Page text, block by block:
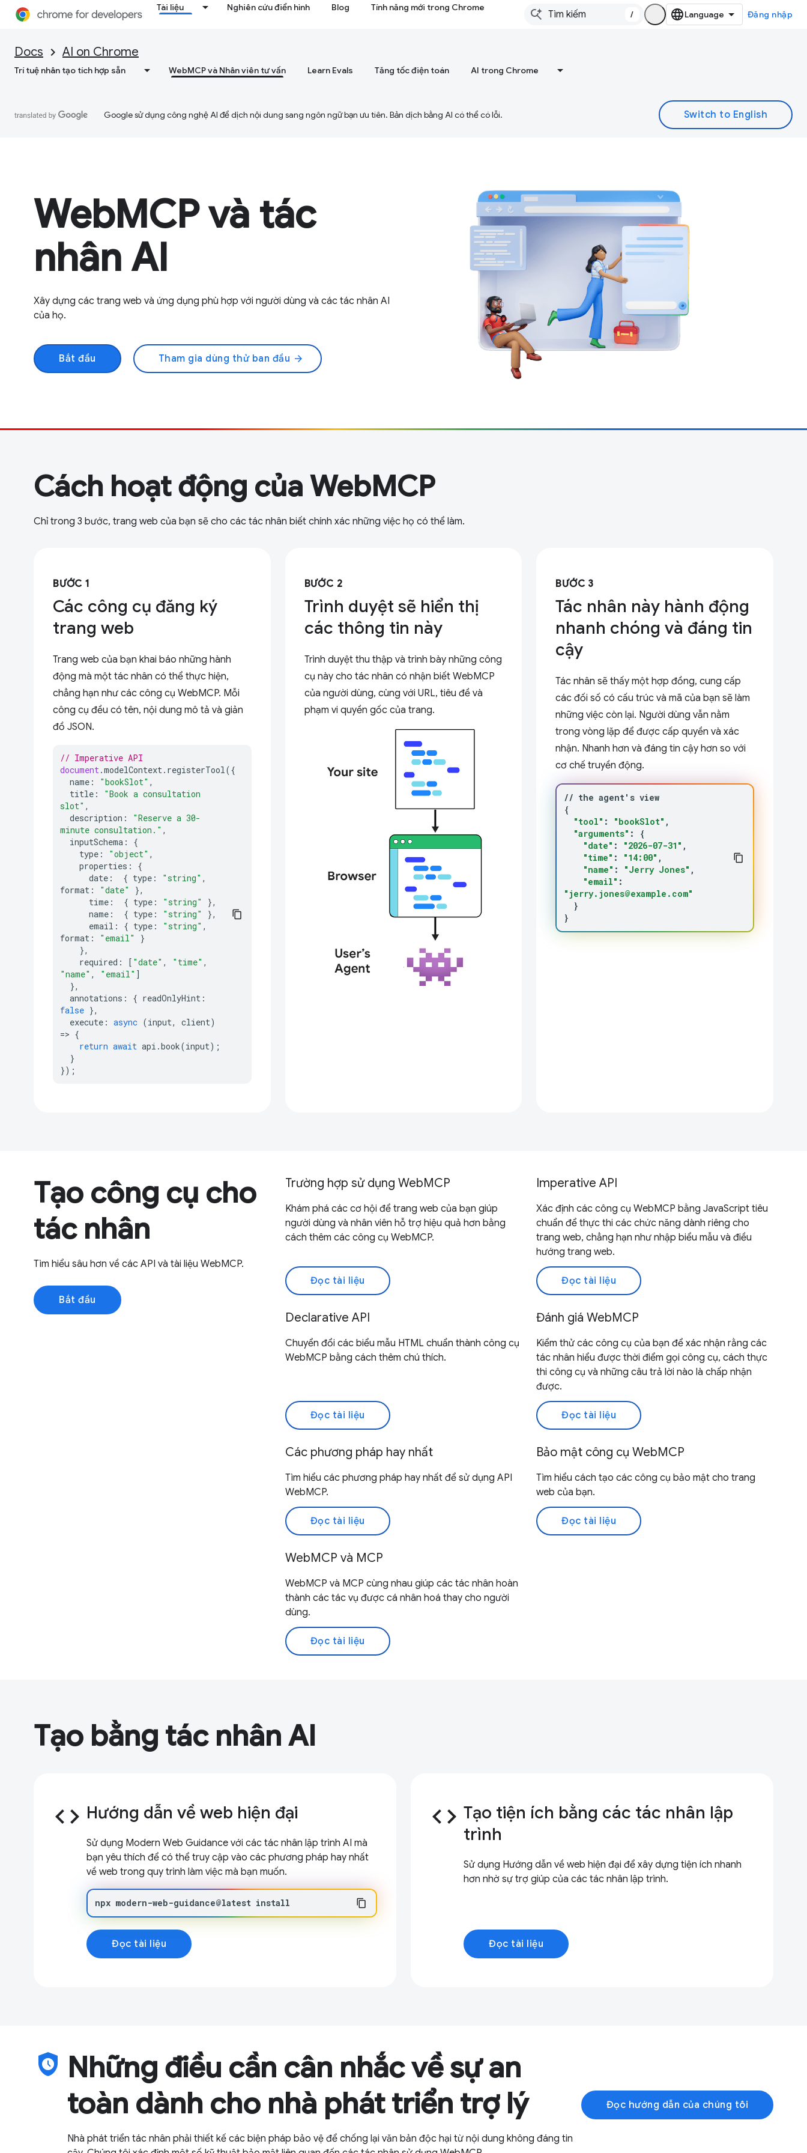
Tài liệu Nghiên cứu điển hình Blog Tính năng mới trong Chrome
/ Đăng nhập
Docs AI on Chrome
Trí tuệ nhân tạo tích hợp sẵn WebMCP và Nhân viên tư vấn Learn Evals Tăng tốc điện toán AI trong Chrome
Google sử dụng công nghệ AI để dịch nội dung sang ngôn ngữ bạn ưu tiên. Bản dịch bằng AI có thể có lỗi.
WebMCP và tác
nhân AI
Xây dựng các trang web và ứng dụng phù hợp với người dùng và các tác nhân AI
của họ.
Bắt đầu Tham gia dùng thử ban đầu arrow_forward
Cách hoạt động của WebMCP
Chỉ trong 3 bước, trang web của bạn sẽ cho các tác nhân biết chính xác những việc họ có thể làm.
BƯỚC 1
Các công cụ đăng ký
trang web
Trang web của bạn khai báo những hành
động mà một tác nhân có thể thực hiện,
chẳng hạn như các công cụ WebMCP. Mỗi
công cụ đều có tên, nội dung mô tả và giản
đồ JSON.
// Imperative API
document.modelContext. registerTool({
name : "bookSlot" ,
title :
"Book a consultation
slot" ,
description :
"Reserve a 30-
minute consultation." ,
inputSchema :
{
type : "object" ,
properties :
{
date : { type : "string" ,
format : "date"
},
time : { type : "string"
},
name : { type : "string"
},
email : { type : "string" ,
format : "email"
}
},
required : [ "date" , "time" ,
"name" , "email" ]
},
annotations : { readOnlyHint :
false },
execute : async (input, client)
=> {
return await api .book(input);
}
});
BƯỚC 2
Trình duyệt sẽ hiển thị
các thông tin này
Trình duyệt thu thập và trình bày những công
cụ này cho tác nhân có nhận biết WebMCP
của người dùng, cùng với URL, tiêu đề và
phạm vi quyền gốc của trang.
BƯỚC 3
Tác nhân này hành động
nhanh chóng và đáng tin
cậy
Tác nhân sẽ thấy một hợp đồng, cung cấp
các đối số có cấu trúc và mã của bạn sẽ làm
những việc còn lại. Người dùng vẫn nằm
trong vòng lặp để được cấp quyền và xác
nhận. Nhanh hơn và đáng tin cậy hơn so với
cơ chế truyền động.
// the agent' s
{
"tool" : "bookSlot"
"arguments" :
{
"date" : "2026-07-31"
"time" : "14:00"
"name" : "Jerry Jones"
"email" :
"jerry.jones@example.com"
}
}
Tạo công cụ cho
tác nhân
Tìm hiểu sâu hơn về các API và tài liệu WebMCP.
Bắt đầu
Trường hợp sử dụng WebMCP
Khám phá các cơ hội để trang web của bạn giúp
người dùng và nhân viên hỗ trợ hiệu quả hơn bằng
cách thêm các công cụ WebMCP.
Đọc tài liệu
Imperative API
Xác định các công cụ WebMCP bằng JavaScript tiêu
chuẩn để thực thi các chức năng dành riêng cho
trang web, chẳng hạn như nhập biểu mẫu và điều
hướng trang web.
Đọc tài liệu
Declarative API
Chuyển đổi các biểu mẫu HTML chuẩn thành công cụ
WebMCP bằng cách thêm chú thích.
Đọc tài liệu
Đánh giá WebMCP
Kiểm thử các công cụ của bạn để xác nhận rằng các
tác nhân hiểu được thời điểm gọi công cụ, cách thực
thi công cụ và những câu trả lời nào là chấp nhận
được.
Đọc tài liệu
Các phương pháp hay nhất
Tìm hiểu các phương pháp hay nhất để sử dụng API
WebMCP.
Đọc tài liệu
Bảo mật công cụ WebMCP
Tìm hiểu cách tạo các công cụ bảo mật cho trang
web của bạn.
Đọc tài liệu
WebMCP và MCP
WebMCP và MCP cùng nhau giúp các tác nhân hoàn
thành các tác vụ được cá nhân hoá thay cho người
dùng.
Đọc tài liệu
Tạo bằng tác nhân AI
code Hướng dẫn về web hiện đại
Sử dụng Modern Web Guidance với các tác nhân lập trình AI mà
bạn yêu thích để có thể truy cập vào các phương pháp hay nhất
về web trong quy trình làm việc mà bạn muốn.
npx modern-web-guidance@latest install
Đọc tài liệu
code Tạo tiện ích bằng các tác nhân lập
trình
Sử dụng Hướng dẫn về web hiện đại để xây dựng tiện ích nhanh
hơn nhờ sự trợ giúp của các tác nhân lập trình.
Đọc tài liệu
safety_check Những điều cần cân nhắc về sự an
toàn dành cho nhà phát triển trợ lý
Nhà phát triển tác nhân phải thiết kế các biện pháp bảo vệ để chống lại văn bản độc hại từ nội dung không đáng tin
Đọc hướng dẫn của chúng tôi